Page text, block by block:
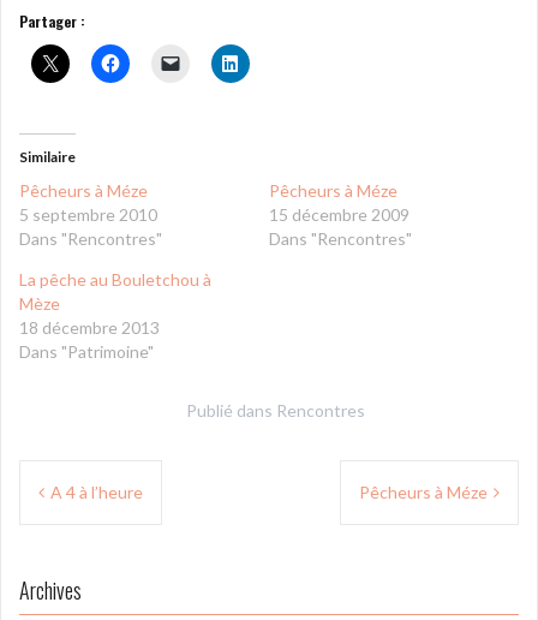
Partager :
Similaire
Pêcheurs à Méze
5 septembre 2010
Dans "Rencontres"
Pêcheurs à Méze
15 décembre 2009
Dans "Rencontres"
La pêche au Bouletchou à
Mèze
18 décembre 2013
Dans "Patrimoine"
Publié dans Rencontres
Navigation
A 4 à l’heure Pêcheurs à Méze
Archives